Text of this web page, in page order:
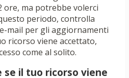
ore, ma potrebbe volerci
periodo, controlla
mail per gli aggiornamenti
ricorso viene accettato,
come al solito.
se il tuo ricorso viene